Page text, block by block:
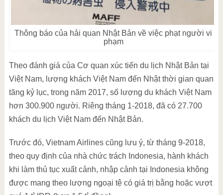
Thông báo của hải quan Nhật Bản về việc phạt người vi
phạm
Theo đánh giá của Cơ quan xúc tiến du lịch Nhật Bản tại
Việt Nam, lượng khách Việt Nam đến Nhật thời gian quan
tăng kỷ lục, trong năm 2017, số lượng du khách Việt Nam
hơn 300.900 người. Riêng tháng 1-2018, đã có 27.700
khách du lịch Việt Nam đến Nhật Bản.
Trước đó, Vietnam Airlines cũng lưu ý, từ tháng 9-2018,
theo quy định của nhà chức trách Indonesia, hành khách
khi làm thủ tục xuất cảnh, nhập cảnh tại Indonesia không
được mang theo lượng ngoại tệ có giá trị bằng hoặc vượt